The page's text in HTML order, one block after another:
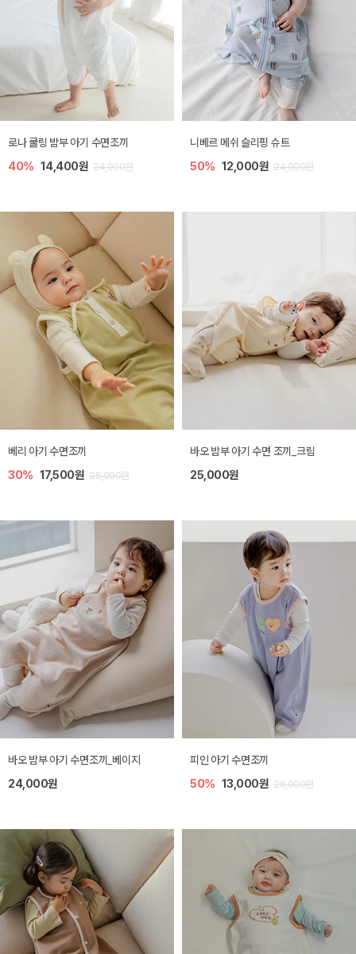
로나 쿨링 밤부 아기 수면조끼
40% 14,400원 24,000원
니베르 메쉬 슬리핑 슈트
50% 12,000원 24,000원
베리 아기 수면조끼
30% 17,500원 25,000원
바오 밤부 아기 수면 조끼_크림
25,000원
바오 밤부 아기 수면조끼_베이지
24,000원
피인 아기 수면조끼
50% 13,000원 26,000원